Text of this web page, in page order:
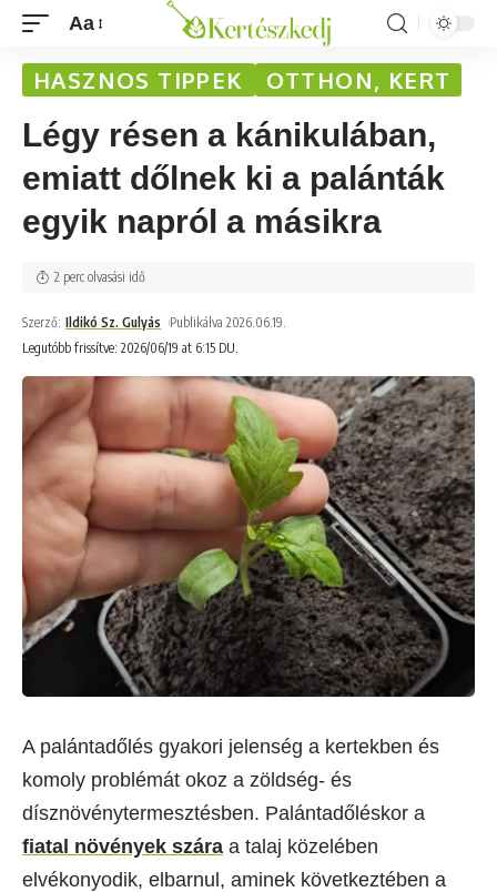
Aa
HASZNOS TIPPEK OTTHON, KERT
Légy résen a kánikulában,
emiatt dőlnek ki a palánták
egyik napról a másikra
Legutóbb frissítve: 2026/06/19 at 6:15 DU.
Szerző: Ildikó Sz. Gulyás Publikálva 2026.06.19.
2 perc olvasási idő
A palántadőlés gyakori jelenség a kertekben és
komoly problémát okoz a zöldség- és
dísznövénytermesztésben. Palántadőléskor a
fiatal növények szára a talaj közelében
elvékonyodik, elbarnul, aminek következtében a